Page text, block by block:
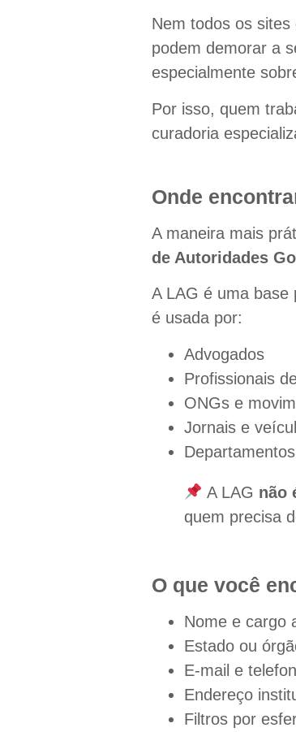
Nem todos os sites
podem demorar a
especialmente
Por isso, quem
curadoria
Onde
A maneira mais
de Autoridades
A LAG é uma base
é usada por:
Advogados
Profissionais
ONGs e
Jornais e
A LAG não
quem precisa
O que você
Nome e cargo
Estado ou
E-mail e
Endereço
Filtros por